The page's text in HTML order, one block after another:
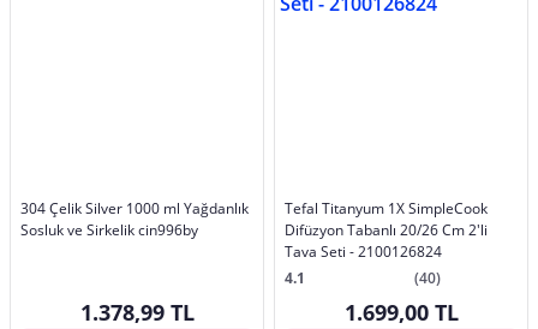
304 Çelik Silver 1000 ml Yağdanlık
Sosluk ve Sirkelik cin996by
1.378,99 TL
Tefal Titanyum 1X SimpleCook
Difüzyon Tabanlı 20/26 Cm 2'li
Tava Seti - 2100126824
4.1
(40)
1.699,00 TL